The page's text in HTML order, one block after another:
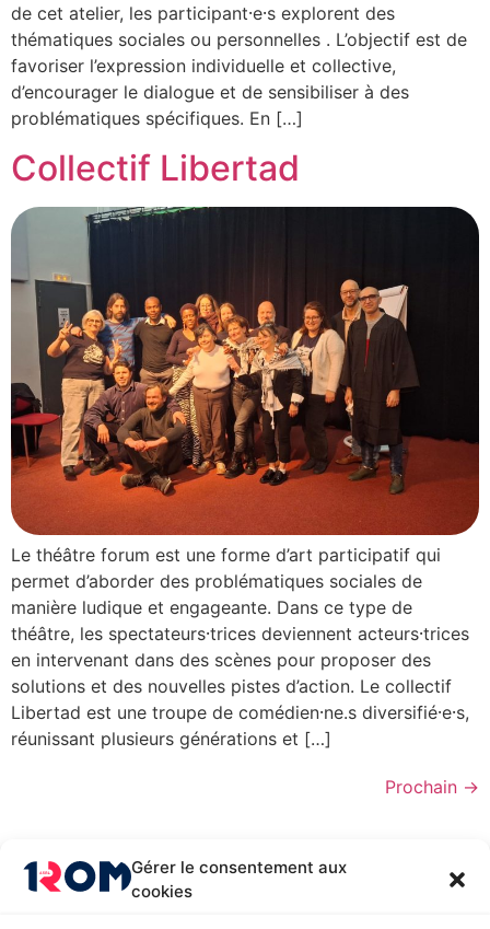
Gérer le consentement aux
cookies
de cet atelier, les participant⸱e⸱s explorent des
thématiques sociales ou personnelles . L’objectif est de
favoriser l’expression individuelle et collective,
d’encourager le dialogue et de sensibiliser à des
problématiques spécifiques. En […]
Collectif Libertad
Le théâtre forum est une forme d’art participatif qui
permet d’aborder des problématiques sociales de
manière ludique et engageante. Dans ce type de
théâtre, les spectateurs⸱trices deviennent acteurs⸱trices
en intervenant dans des scènes pour proposer des
solutions et des nouvelles pistes d’action. Le collectif
Libertad est une troupe de comédien⸱ne.s diversifié⸱e⸱s,
réunissant plusieurs générations et […]
Prochain →